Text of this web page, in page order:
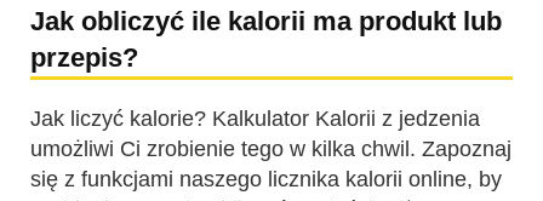
Jak obliczyć ile kalorii ma produkt lub
przepis?
Jak liczyć kalorie? Kalkulator Kalorii z jedzenia
umożliwi Ci zrobienie tego w kilka chwil. Zapoznaj
się z funkcjami naszego licznika kalorii online, by